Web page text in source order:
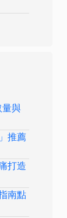
量與
推薦
打造
南點